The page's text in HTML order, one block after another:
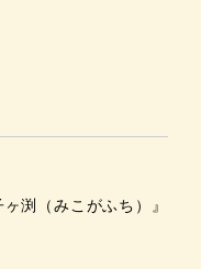
渕（みこがふち）』